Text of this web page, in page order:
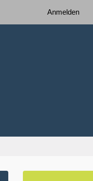
Anmelden